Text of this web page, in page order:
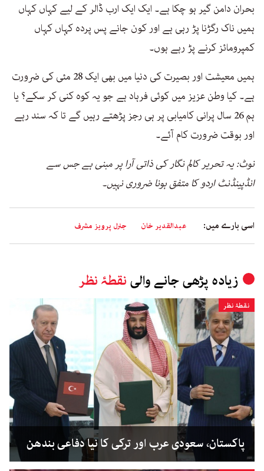
بحران دامن گیر ہو چکا ہے۔ ایک ایک ارب ڈالر کے لیے کہاں کہاں
ہمیں ناک رگڑنا پڑ رہی ہے اور کون جانے پس پردہ کہاں کہاں
کمپرومائز کرنے پڑ رہے ہوں۔
ہمیں معیشت اور بصیرت کی دنیا میں بھی ایک 28 مئی کی ضرورت
ہے۔ کیا وطن عزیز میں کوئی فرہاد ہے جو یہ کوہ کنی کر سکے؟ یا
ہم 26 سال پرانی کامیابی پر ہی رجز پڑھتے رہیں گے تا کہ سند رہے
اور بوقت ضرورت کام آئے۔
نوٹ: یہ تحریر کالم نگار کی ذاتی آرا پر مبنی ہے جس سے
انڈپینڈنٹ اردو کا متفق ہونا ضروری نہیں۔
اسی بارے میں: عبدالقدیر خان جنرل پرویز مشرف
زیادہ پڑھی جانے والی نقطۂ نظر
نقطۂ نظر
پاکستان، سعودی عرب اور ترکی کا نیا دفاعی بندھن